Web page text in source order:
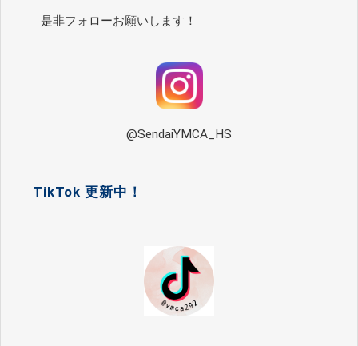
是非フォローお願いします！
@SendaiYMCA_HS
TikTok 更新中！